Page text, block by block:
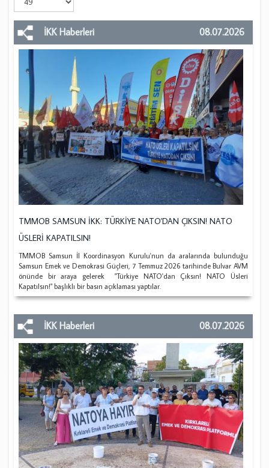
İKK Haberleri 08.07.2026
TMMOB SAMSUN İKK: TÜRKİYE NATO'DAN ÇIKSIN! NATO
ÜSLERİ KAPATILSIN!
TMMOB Samsun İl Koordinasyon Kurulu'nun da aralarında bulunduğu
Samsun Emek ve Demokrasi Güçleri, 7 Temmuz 2026 tarihinde Bulvar AVM
önünde bir araya gelerek "Türkiye NATO'dan Çıksın! NATO Üsleri
Kapatılsın!" başlıklı bir basın açıklaması yaptılar.
İKK Haberleri 08.07.2026